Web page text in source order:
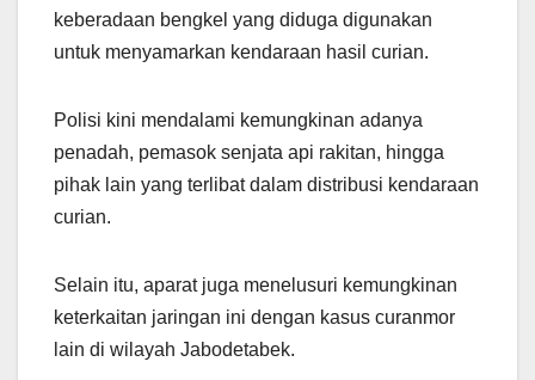
keberadaan bengkel yang diduga digunakan
untuk menyamarkan kendaraan hasil curian.
Polisi kini mendalami kemungkinan adanya
penadah, pemasok senjata api rakitan, hingga
pihak lain yang terlibat dalam distribusi kendaraan
curian.
Selain itu, aparat juga menelusuri kemungkinan
keterkaitan jaringan ini dengan kasus curanmor
lain di wilayah Jabodetabek.